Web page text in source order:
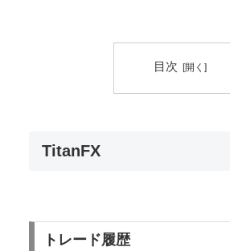
目次
TitanFX
トレード履歴